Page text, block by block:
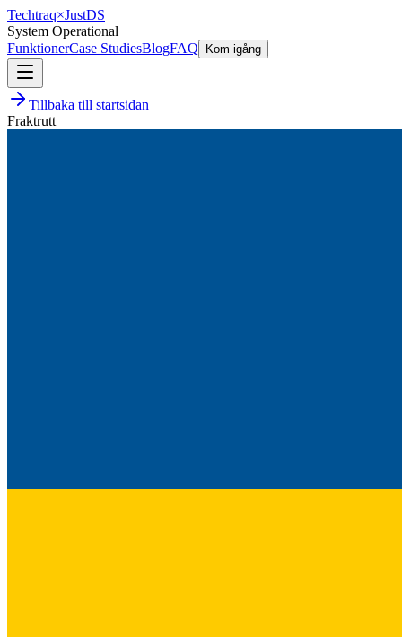
Techtraq×JustDS
System Operational
FunktionerCase StudiesBlogFAQ Kom igång
Tillbaka till startsidan
Fraktrutt